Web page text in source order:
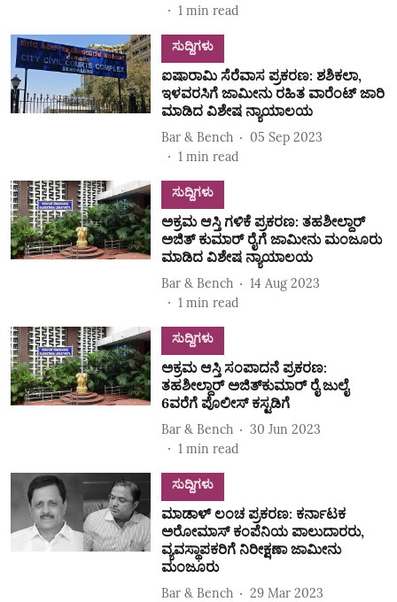
1 min read
ಸುದ್ದಿಗಳು
ಐಷಾರಾಮಿ ಸೆರೆವಾಸ ಪ್ರಕರಣ: ಶಶಿಕಲಾ,
ಇಳವರಸಿಗೆ ಜಾಮೀನು ರಹಿತ ವಾರೆಂಟ್‌ ಜಾರಿ
ಮಾಡಿದ ವಿಶೇಷ ನ್ಯಾಯಾಲಯ
Bar & Bench
05 Sep 2023
1 min read
ಸುದ್ದಿಗಳು
ಅಕ್ರಮ ಆಸ್ತಿ ಗಳಿಕೆ ಪ್ರಕರಣ: ತಹಶೀಲ್ದಾರ್‌
ಅಜಿತ್‌ ಕುಮಾರ್‌ ರೈಗೆ ಜಾಮೀನು ಮಂಜೂರು
ಮಾಡಿದ ವಿಶೇಷ ನ್ಯಾಯಾಲಯ
Bar & Bench
14 Aug 2023
1 min read
ಸುದ್ದಿಗಳು
ಅಕ್ರಮ ಆಸ್ತಿ ಸಂಪಾದನೆ ಪ್ರಕರಣ:
ತಹಶೀಲ್ದಾರ್‌ ಅಜಿತ್‌ಕುಮಾರ್‌ ರೈ ಜುಲೈ
6ವರೆಗೆ ಪೊಲೀಸ್‌ ಕಸ್ಟಡಿಗೆ
Bar & Bench
30 Jun 2023
1 min read
ಸುದ್ದಿಗಳು
ಮಾಡಾಳ್‌ ಲಂಚ ಪ್ರಕರಣ: ಕರ್ನಾಟಕ
ಅರೋಮಾಸ್‌ ಕಂಪೆನಿಯ ಪಾಲುದಾರರು,
ವ್ಯವಸ್ಥಾಪಕರಿಗೆ ನಿರೀಕ್ಷಣಾ ಜಾಮೀನು
ಮಂಜೂರು
Bar & Bench
29 Mar 2023